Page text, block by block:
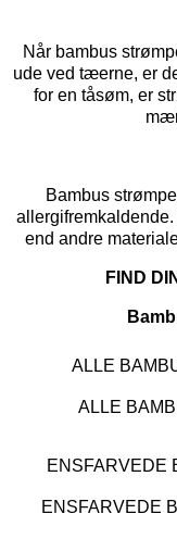
Når bambus
ude ved tæerne, er
for en tåsøm, er
Bambus
end andre
FIND
ALLE
ALLE
ENSFARVEDE
ENSFARVEDE